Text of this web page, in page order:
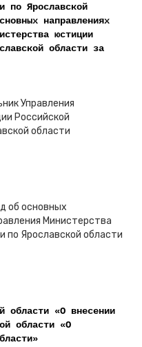
по Ярославской
направлениях
юстиции
области за
Управления
Российской
области
об основных
Министерства
Ярославской области
области «О внесении
области «О